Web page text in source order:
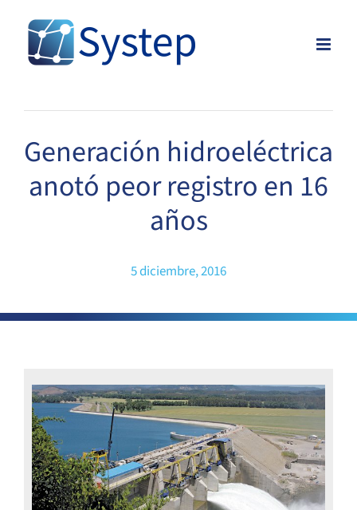
content
Generación hidroeléctrica
anotó peor registro en 16
años
5 diciembre, 2016